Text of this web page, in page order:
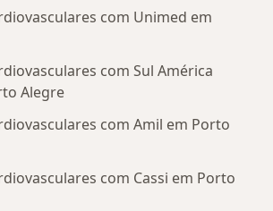
com Unimed em
com Sul América
Alegre
com Amil em Porto
com Cassi em Porto